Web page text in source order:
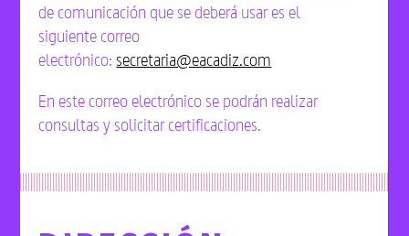
de comunicación que se deberá usar es el
siguiente correo
electrónico:secretaria@eacadiz.com
En este correo electrónico se podrán realizar
consultas y solicitar certificaciones.